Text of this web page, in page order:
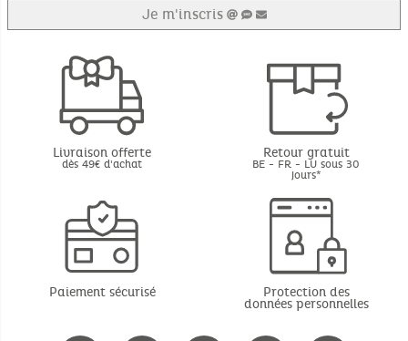
Je m'inscris
Livraison offerte
dès 49€ d'achat
Retour gratuit
BE - FR - LU sous 30
jours*
Paiement sécurisé Protection des
données personnelles